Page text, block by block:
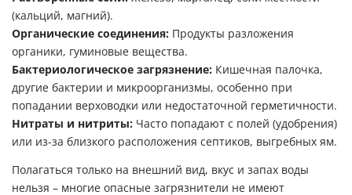
(кальций, магний).
Органические соединения: Продукты разложения
органики, гуминовые вещества.
Бактериологическое загрязнение: Кишечная палочка,
другие бактерии и микроорганизмы, особенно при
попадании верховодки или недостаточной герметичности.
Нитраты и нитриты: Часто попадают с полей (удобрения)
или из-за близкого расположения септиков, выгребных ям.
Полагаться только на внешний вид, вкус и запах воды
нельзя – многие опасные загрязнители не имеют